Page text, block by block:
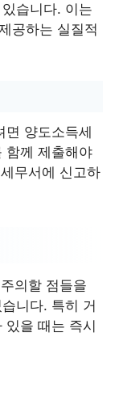
습니다. 이는
공하는 실질적
면 양도소득세
함께 제출해야
무서에 신고하
의할 점들을
니다. 특히 거
있을 때는 즉시